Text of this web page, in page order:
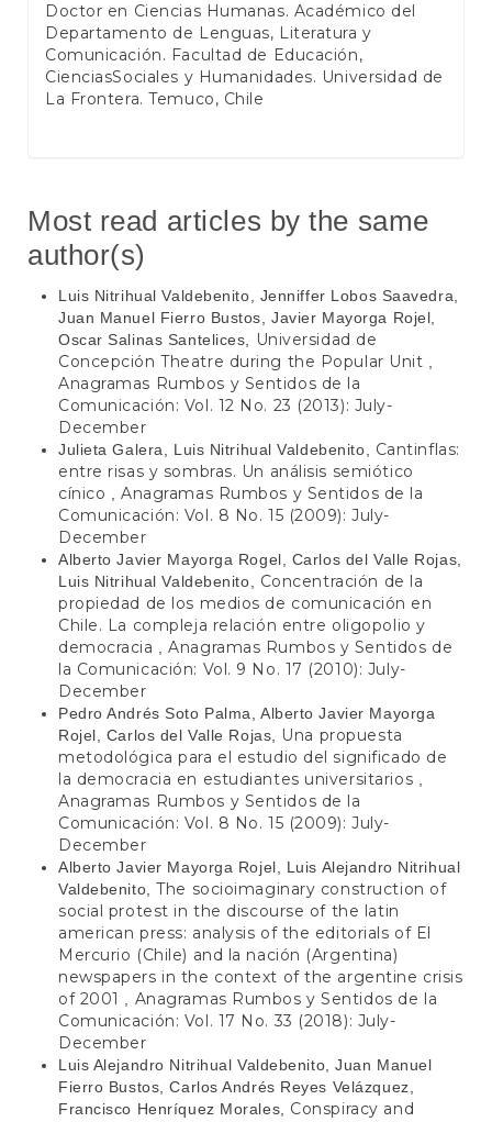
Doctor en Ciencias Humanas. Académico del
Departamento de Lenguas, Literatura y
Comunicación. Facultad de Educación,
CienciasSociales y Humanidades. Universidad de
La Frontera. Temuco, Chile
Most read articles by the same
author(s)
Luis Nitrihual Valdebenito, Jenniffer Lobos Saavedra,
Juan Manuel Fierro Bustos, Javier Mayorga Rojel,
Oscar Salinas Santelices,
Universidad de
Concepción Theatre during the Popular Unit
Anagramas Rumbos y Sentidos de la
Comunicación: Vol. 12 No. 23 (2013): July-
December
Julieta Galera, Luis Nitrihual Valdebenito, Cantinflas:
entre risas y sombras. Un análisis semiótico
cínico
,Anagramas Rumbos y Sentidos de la
Comunicación: Vol. 8 No. 15 (2009): July-
December
Alberto Javier Mayorga Rogel, Carlos del Valle Rojas,
Luis Nitrihual Valdebenito, Concentración de la
propiedad de los medios de comunicación en
Chile. La compleja relación entre oligopolio y
democracia
,Anagramas Rumbos y Sentidos de
la Comunicación: Vol. 9 No. 17 (2010): July-
December
Pedro Andrés Soto Palma, Alberto Javier Mayorga
Rojel, Carlos del Valle Rojas,
Una propuesta
metodológica para el estudio del significado de
la democracia en estudiantes universitarios
Anagramas Rumbos y Sentidos de la
Comunicación: Vol. 8 No. 15 (2009): July-
December
Alberto Javier Mayorga Rojel, Luis Alejandro Nitrihual
Valdebenito,The socioimaginary construction of
social protest in the discourse of the latin
american press: analysis of the editorials of El
Mercurio (Chile) and la nación (Argentina)
newspapers in the context of the argentine crisis
of 2001
Anagramas Rumbos y Sentidos de la
Comunicación: Vol. 17 No. 33 (2018): July-
December
Luis Alejandro Nitrihual Valdebenito, Juan Manuel
Fierro Bustos, Carlos Andrés Reyes Velázquez,
Francisco Henríquez Morales, Conspiracy and